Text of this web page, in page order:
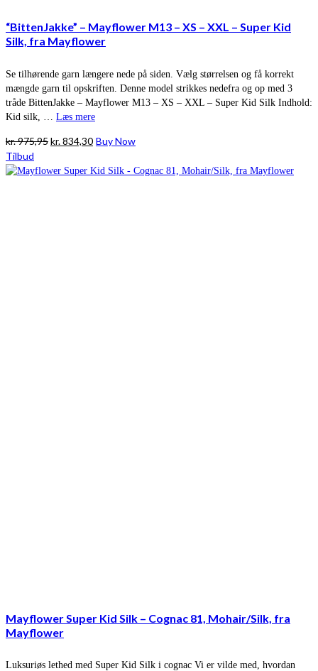
“BittenJakke” – Mayflower M13 – XS – XXL – Super Kid
Silk, fra Mayflower
Se tilhørende garn længere nede på siden. Vælg størrelsen og få korrekt
mængde garn til opskriften. Denne model strikkes nedefra og op med 3
tråde BittenJakke – Mayflower M13 – XS – XXL – Super Kid Silk Indhold:
Kid silk, … Læs mere
kr.975,95Den
pris
kr.834,30Den
pris
Buy Now
Tilbud
Mayflower Super Kid Silk – Cognac 81, Mohair/Silk, fra
Mayflower
Luksuriøs lethed med Super Kid Silk i cognac Vi er vilde med, hvordan